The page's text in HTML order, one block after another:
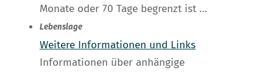
Monate oder 70 Tage begrenzt ist …
Lebenslage
Weitere Informationen und Links
Informationen über anhängige